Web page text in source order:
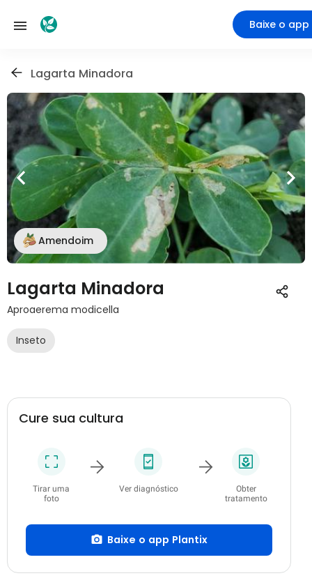
Baixe o app
Lagarta Minadora
Amendoim
Lagarta Minadora
Aproaerema modicella
Inseto
Cure sua cultura
Tirar uma
foto
Ver diagnóstico
Obter
tratamento
Baixe o app Plantix